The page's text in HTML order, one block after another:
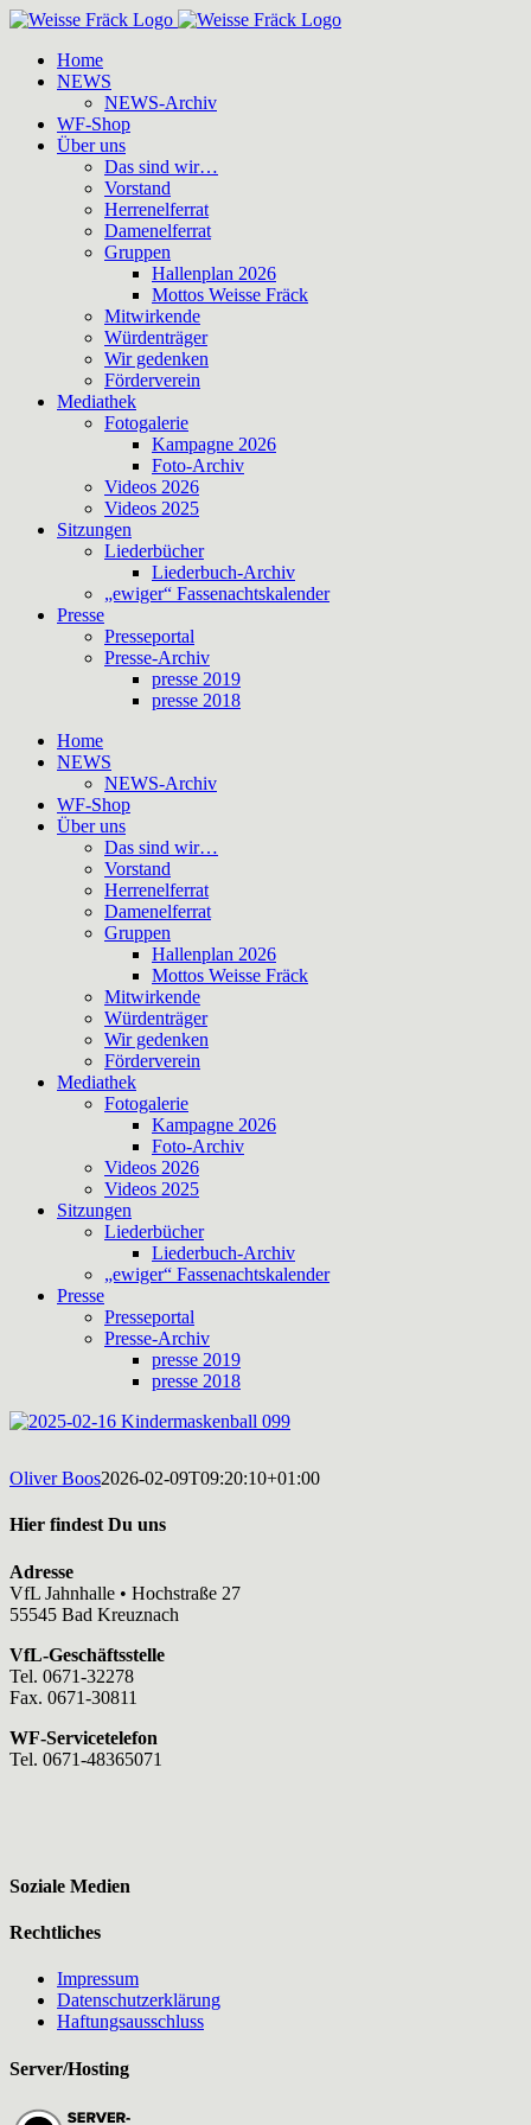
Zum
springenHome
NEWS
NEWS-Archiv
WF-Shop
Über uns
Das sind wir…
Vorstand
Herrenelferrat
Damenelferrat
Gruppen
Hallenplan 2026
Mottos Weisse Fräck
Mitwirkende
Würdenträger
Wir gedenken
Förderverein
Mediathek
Fotogalerie
Kampagne 2026
Foto-Archiv
Videos 2026
Videos 2025
Sitzungen
Liederbücher
Liederbuch-Archiv
„ewiger“ Fassenachtskalender
Presse
Presseportal
Presse-Archiv
presse 2019
presse 2018
Home
NEWS
NEWS-Archiv
WF-Shop
Über uns
Das sind wir…
Vorstand
Herrenelferrat
Damenelferrat
Gruppen
Hallenplan 2026
Mottos Weisse Fräck
Mitwirkende
Würdenträger
Wir gedenken
Förderverein
Mediathek
Fotogalerie
Kampagne 2026
Foto-Archiv
Videos 2026
Videos 2025
Sitzungen
Liederbücher
Liederbuch-Archiv
„ewiger“ Fassenachtskalender
Presse
Presseportal
Presse-Archiv
presse 2019
presse 2018
Oliver Boos2026-02-09T09:20:10+01:00
Hier findest Du uns
Adresse
VfL Jahnhalle • Hochstraße 27
55545 Bad Kreuznach
VfL-Geschäftsstelle
Tel. 0671-32278
Fax. 0671-30811
WF-Servicetelefon
Tel. 0671-48365071
Soziale Medien
Rechtliches
Impressum
Datenschutzerklärung
Haftungsausschluss
Server/Hosting